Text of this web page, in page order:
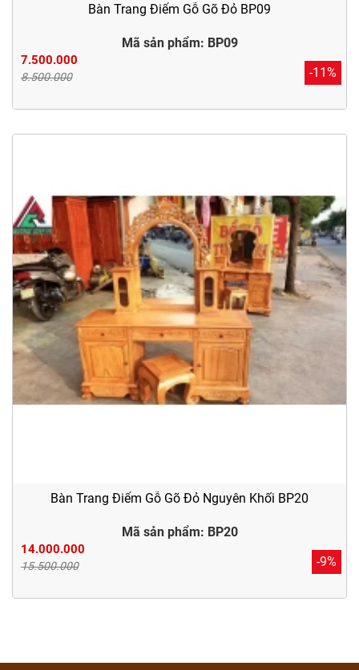
Bàn Trang Điểm Gỗ Gõ Đỏ BP09
Mã sản phẩm: BP09
7.500.000
8.500.000 -11%
Bàn Trang Điểm Gỗ Gõ Đỏ Nguyên Khối BP20
Mã sản phẩm: BP20
14.000.000
15.500.000 -9%